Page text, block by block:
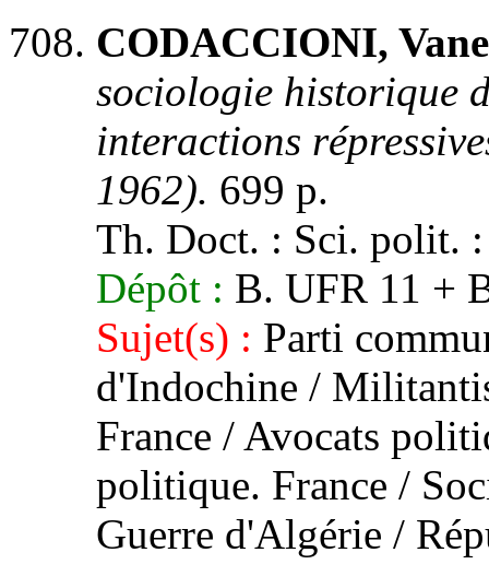
CODACCIONI,
sociologie historique
interactions
1962). 699 p.
Th. Doct. : Sci. polit.
Dépôt : B. UFR 11 +
Sujet(s) : Parti
d'Indochine /
France / Avocats
politique. France /
Guerre d'Algérie /